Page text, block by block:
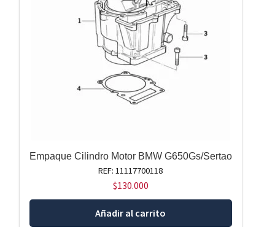
Empaque Cilindro Motor BMW G650Gs/Sertao
REF: 11117700118
$130.000
Añadir al carrito